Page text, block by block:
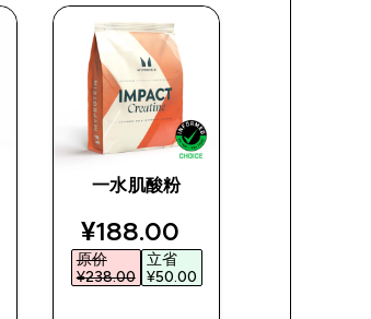
一水肌酸粉
discounted price
¥188.00‎
原价
¥238.00‎
立省
¥50.00‎